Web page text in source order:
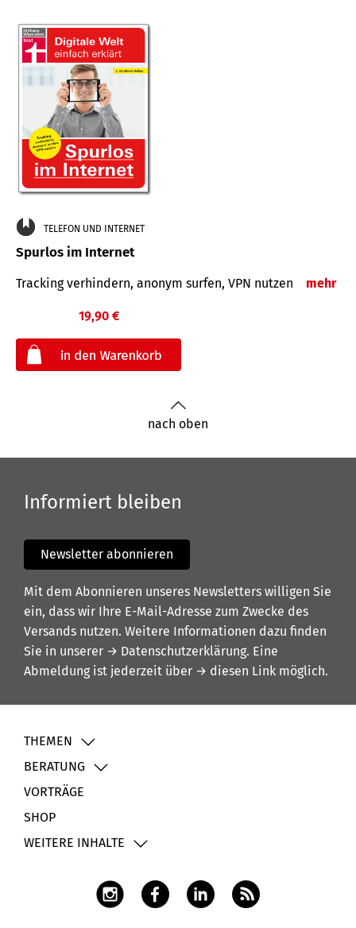
TELEFON UND INTERNET
Spurlos im Internet
Tracking verhindern, anonym surfen, VPN nutzen mehr
19,90 €
nach oben
Informiert bleiben
Newsletter abonnieren
Mit dem Abonnieren unseres Newsletters willigen Sie
ein, dass wir Ihre E-Mail-Adresse zum Zwecke des
Versands nutzen. Weitere Informationen dazu finden
Sie in unserer → Datenschutzerklärung. Eine
Abmeldung ist jederzeit über → diesen Link möglich.
THEMEN
BERATUNG
VORTRÄGE
SHOP
WEITERE INHALTE